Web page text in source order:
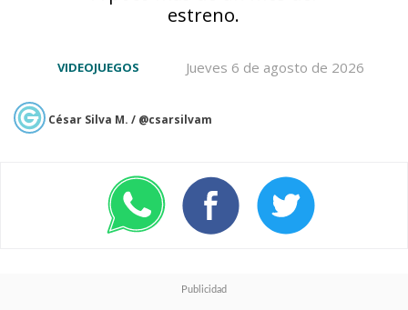
tres con pase premium, los
Relojes de Arena-usando
Pokélingotes que se adquieren
los tiempos de espera para
estreno.
Jueves 6 de agosto de 2026
VIDEOJUEGOS
César Silva M. / @csarsilvam